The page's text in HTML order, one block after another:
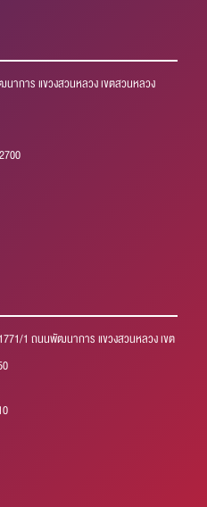
การ แขวงสวนหลวง เขตสวนหลวง
1 ถนนพัฒนาการ แขวงสวนหลวง เขต